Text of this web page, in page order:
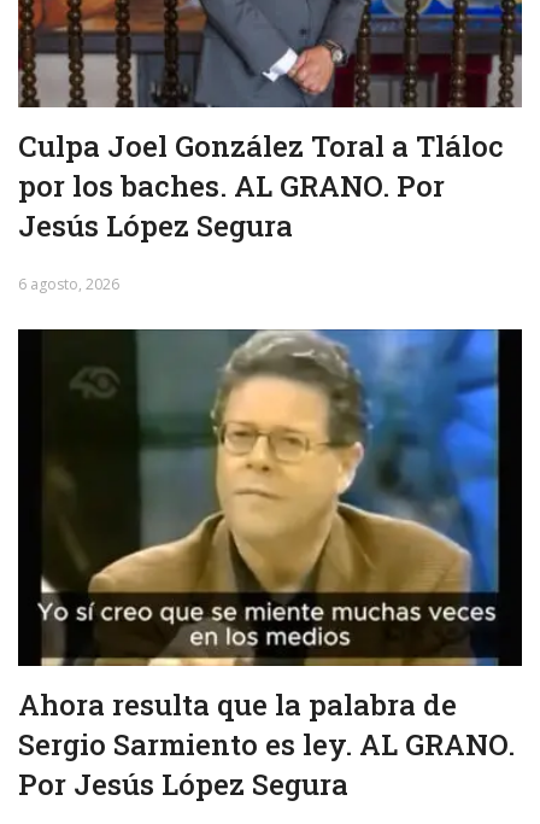
Culpa Joel González Toral a Tláloc
por los baches. AL GRANO. Por
Jesús López Segura
6 agosto, 2026
Ahora resulta que la palabra de
Sergio Sarmiento es ley. AL GRANO.
Por Jesús López Segura